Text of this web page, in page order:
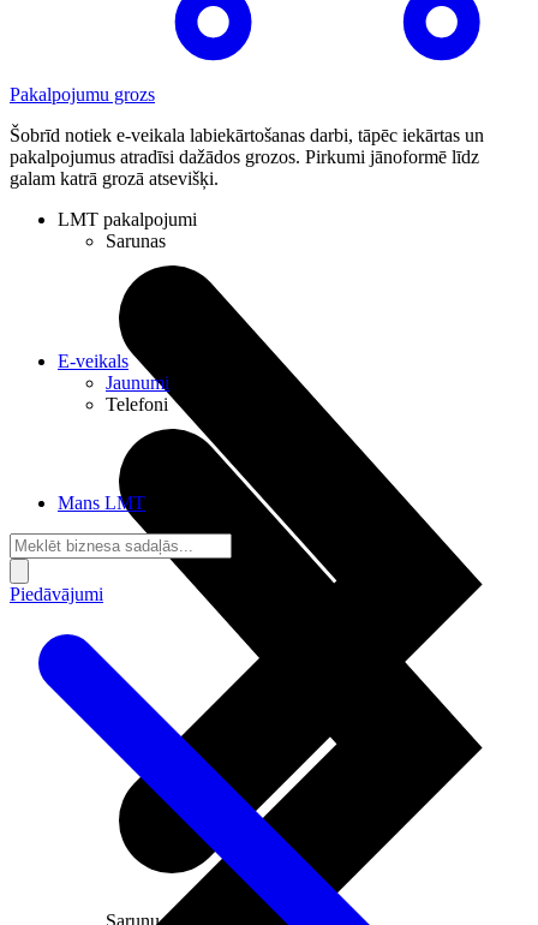
Pakalpojumu grozs
Šobrīd notiek e-veikala labiekārtošanas darbi, tāpēc iekārtas un
pakalpojumus atradīsi dažādos grozos. Pirkumi jānoformē līdz
galam katrā grozā atsevišķi.
LMT pakalpojumi
Sarunas
Sarunu pieslēgumi
E-veikals
Jaunumi
Telefoni
Mans LMT
Piedāvājumi